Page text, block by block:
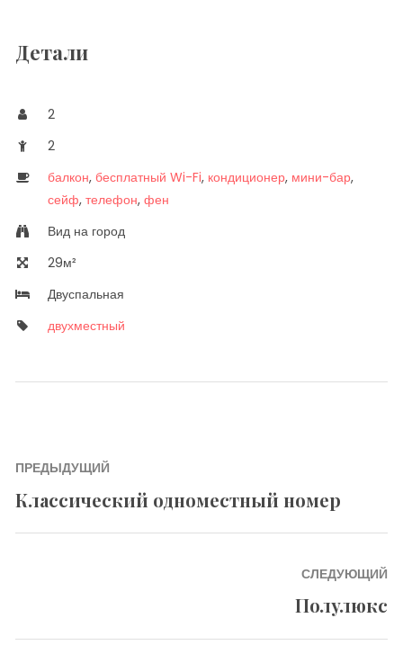
Детали
2
2
балкон, бесплатный Wi-Fi, кондиционер, мини-бар,
сейф, телефон, фен
Вид на город
29м²
Двуспальная
двухместный
Навигация
по
ПРЕДЫДУЩИЙ
Previous
Классический одноместный номер
СЛЕДУЮЩИЙ
Полулюкс